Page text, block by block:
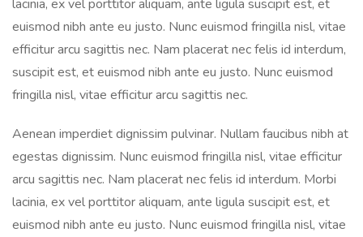
lacinia, ex vel porttitor aliquam, ante ligula suscipit est, et
euismod nibh ante eu justo. Nunc euismod fringilla nisl, vitae
efficitur arcu sagittis nec. Nam placerat nec felis id interdum,
suscipit est, et euismod nibh ante eu justo. Nunc euismod
fringilla nisl, vitae efficitur arcu sagittis nec.
Aenean imperdiet dignissim pulvinar. Nullam faucibus nibh at
egestas dignissim. Nunc euismod fringilla nisl, vitae efficitur
arcu sagittis nec. Nam placerat nec felis id interdum. Morbi
lacinia, ex vel porttitor aliquam, ante ligula suscipit est, et
euismod nibh ante eu justo. Nunc euismod fringilla nisl, vitae